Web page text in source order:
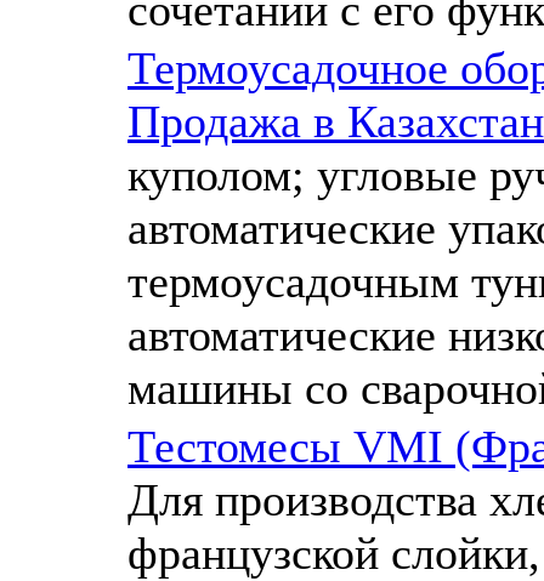
Термоусадочное
Продажа в Казахстан
куполом; угловые
автоматические
термоусадочным
автоматические
машины со
Тестомесы VMI
Для производства
французской